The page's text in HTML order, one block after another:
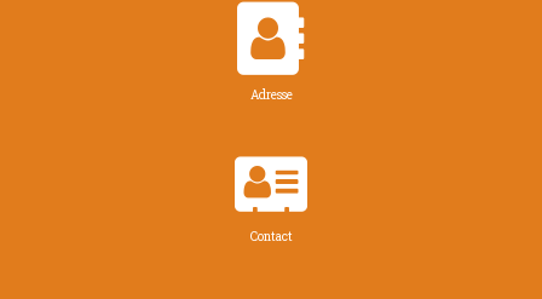

Adresse

Contact